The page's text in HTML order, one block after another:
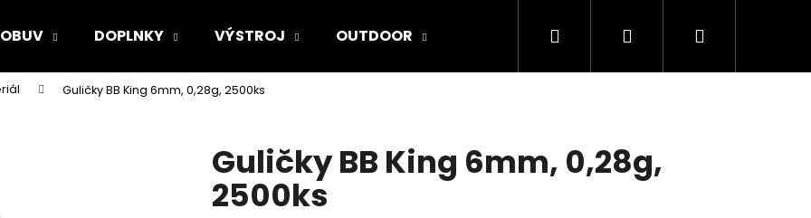
OBUV DOPLNKY VÝSTROJ OUTDOOR ARMY ORIGINAL Kamenná predajňa
Hľadať PrihlásenieNákupný
Guličky BB King 6mm, 0,28g, 2500ks
Guličky BB King 6mm, 0,28g,
2500ks
Čo potrebujete nájsť?
HĽADAŤ